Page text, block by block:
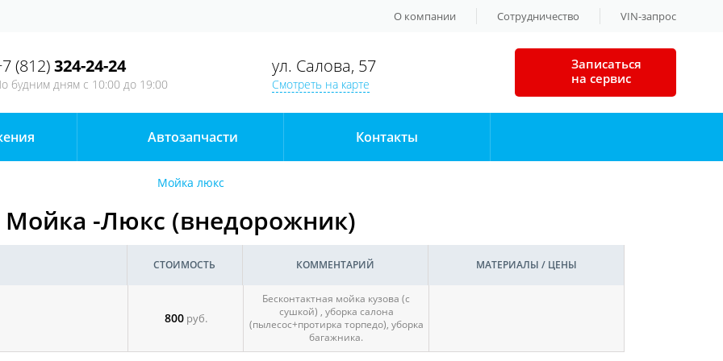
О компании Сотрудничество VIN-запрос
(812)324-24-24
будним днямс 10:00 до 19:00
ул. Салова, 57
Смотреть на карте
Записаться
на сервис
Автозапчаcти Контакты
Мойка люкс
Мойка -Люкс (внедорожник)
СТОИМОСТЬ КОММЕНТАРИЙ МАТЕРИАЛЫ / ЦЕНЫ
800руб.
Бесконтактная мойка кузова (с
сушкой) , уборка салона
(пылесос+протирка торпедо), уборка
багажника.